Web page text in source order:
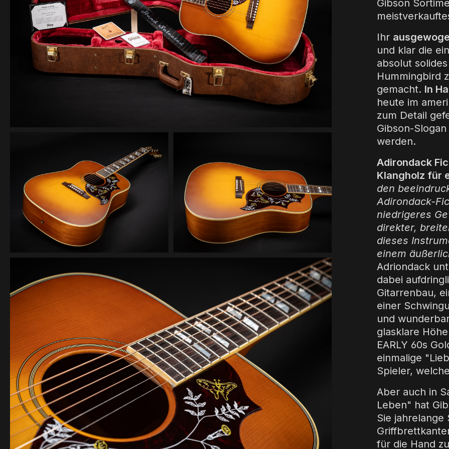
Gibson
Ihr
und klar die
absolut
Hummingbird
gemacht. In
heute im
zum Detail
Gibson-
werden.
Adirondack
Klangholz für
den
Adirondack-
niedrigeres
direkter,
dieses
einem
Adriondack
dabei
Gitarrenbau,
einer
und
glasklare
EARLY 60s
einmalige
Spieler,
Aber auch in
Leben" hat
Sie
für die Hand